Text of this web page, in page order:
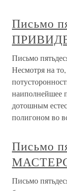
Письмо
Письмо
Несмотря на
наиполнейшее
дотошным
полигоном во
Письмо
Письмо